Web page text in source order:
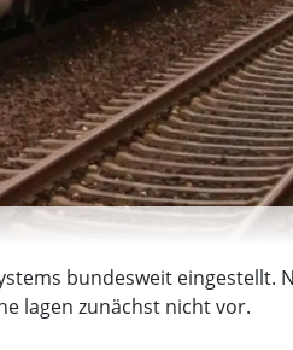
bundesweit eingestellt.
lagen zunächst nicht vor.